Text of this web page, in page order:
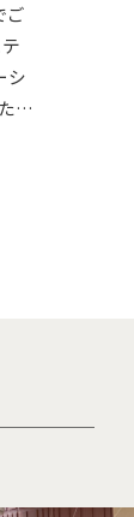
ご
シ
し